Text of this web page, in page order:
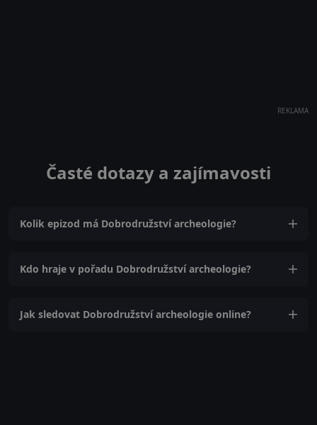
REKLAMA
Časté dotazy a zajímavosti
Kolik epizod má Dobrodružství archeologie?
Kdo hraje v pořadu Dobrodružství archeologie?
Jak sledovat Dobrodružství archeologie online?